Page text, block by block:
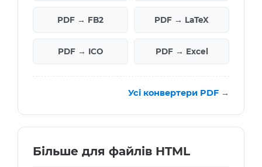
PDF → FB2 PDF → LaTeX
PDF → ICO PDF → Excel
Усі конвертери PDF →
Більше для файлів HTML